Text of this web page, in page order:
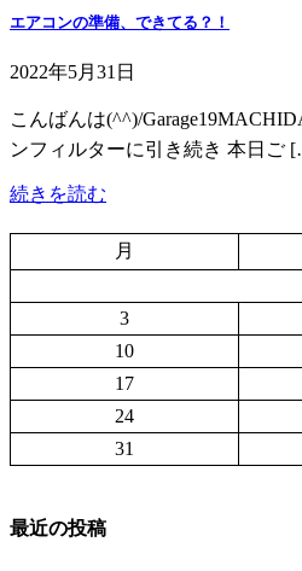
エアコンの準備、できてる？！
2022年5月31日
こんばんは(^^)/
ンフィルターに引き続き 本日ご
続きを読む
月
3
10
17
24
31
最近の投稿